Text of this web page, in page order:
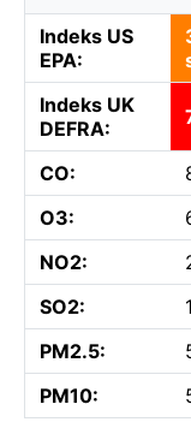
Indeks US
EPA:
Indeks UK
DEFRA:
CO:
O3:
NO2:
SO2:
PM2.5:
PM10: